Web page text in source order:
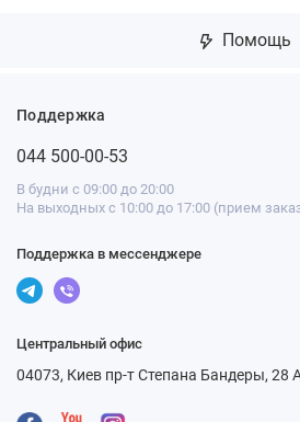
Помощь
Поддержка
044 500-00-53
В будни с 09:00 до 20:00
На выходных с 10:00 до 17:00 (прием
Поддержка в мессенджере
Центральный офис
04073, Киев пр-т Степана Бандеры, 28